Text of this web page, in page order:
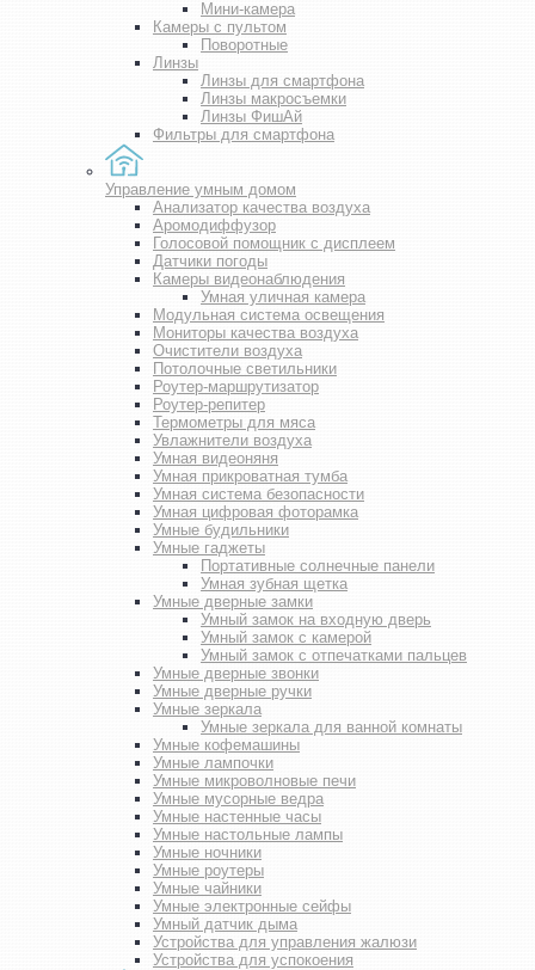
Мини-камера
Камеры с пультом
Поворотные
Линзы
Линзы для смартфона
Линзы макросъемки
Линзы ФишАй
Фильтры для смартфона
Управление умным домом
Анализатор качества воздуха
Аромодиффузор
Голосовой помощник с дисплеем
Датчики погоды
Камеры видеонаблюдения
Умная уличная камера
Модульная система освещения
Мониторы качества воздуха
Очистители воздуха
Потолочные светильники
Роутер-маршрутизатор
Роутер-репитер
Термометры для мяса
Увлажнители воздуха
Умная видеоняня
Умная прикроватная тумба
Умная система безопасности
Умная цифровая фоторамка
Умные будильники
Умные гаджеты
Портативные солнечные панели
Умная зубная щетка
Умные дверные замки
Умный замок на входную дверь
Умный замок с камерой
Умный замок с отпечатками пальцев
Умные дверные звонки
Умные дверные ручки
Умные зеркала
Умные зеркала для ванной комнаты
Умные кофемашины
Умные лампочки
Умные микроволновые печи
Умные мусорные ведра
Умные настенные часы
Умные настольные лампы
Умные ночники
Умные роутеры
Умные чайники
Умные электронные сейфы
Умный датчик дыма
Устройства для управления жалюзи
Устройства для успокоения